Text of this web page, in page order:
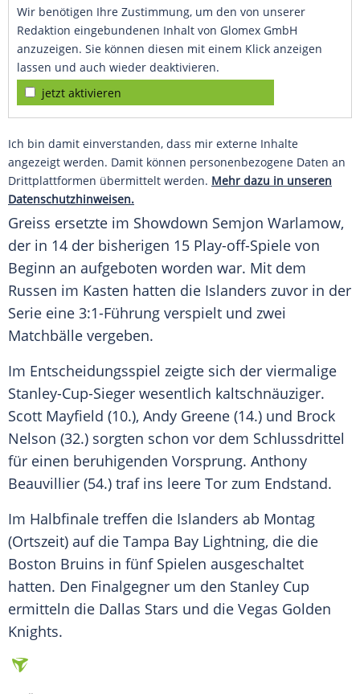
Wir benötigen Ihre Zustimmung, um den von unserer
Redaktion eingebundenen Inhalt von Glomex GmbH
anzuzeigen. Sie können diesen mit einem Klick anzeigen
lassen und auch wieder deaktivieren.
jetzt aktivieren
Ich bin damit einverstanden, dass mir externe Inhalte
angezeigt werden. Damit können personenbezogene Daten an
Drittplattformen übermittelt werden. Mehr dazu in unseren
Datenschutzhinweisen.
Greiss ersetzte im Showdown Semjon Warlamow,
der in 14 der bisherigen 15 Play-off-Spiele von
Beginn an aufgeboten worden war. Mit dem
Russen im Kasten hatten die Islanders zuvor in der
Serie eine 3:1-Führung verspielt und zwei
Matchbälle vergeben.
Im Entscheidungsspiel zeigte sich der viermalige
Stanley-Cup-Sieger wesentlich kaltschnäuziger.
Scott Mayfield (10.), Andy Greene (14.) und Brock
Nelson (32.) sorgten schon vor dem Schlussdrittel
für einen beruhigenden Vorsprung. Anthony
Beauvillier (54.) traf ins leere Tor zum Endstand.
Im Halbfinale treffen die Islanders ab Montag
(Ortszeit) auf die Tampa Bay Lightning, die die
Boston Bruins in fünf Spielen ausgeschaltet
hatten. Den Finalgegner um den Stanley Cup
ermitteln die Dallas Stars und die Vegas Golden
Knights.